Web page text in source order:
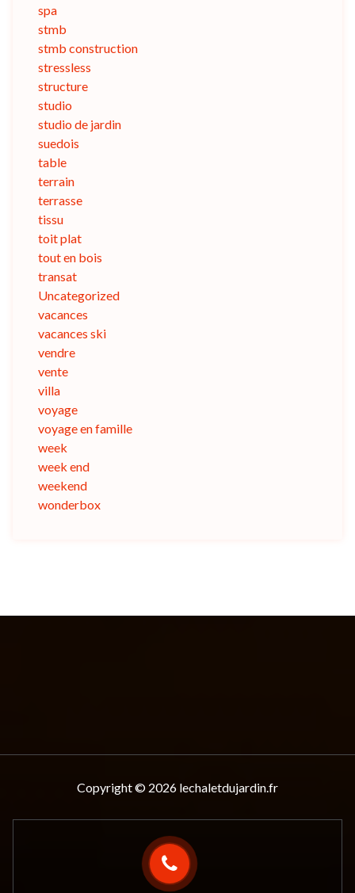
spa
stmb
stmb construction
stressless
structure
studio
studio de jardin
suedois
table
terrain
terrasse
tissu
toit plat
tout en bois
transat
Uncategorized
vacances
vacances ski
vendre
vente
villa
voyage
voyage en famille
week
week end
weekend
wonderbox
Copyright © 2026 lechaletdujardin.fr